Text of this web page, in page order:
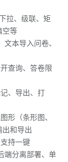
拉、级联、矩
空等
本导入问卷、
查询、答卷限
、导出、打
形（条形图、
出和导出
持一键
端分离部署、单